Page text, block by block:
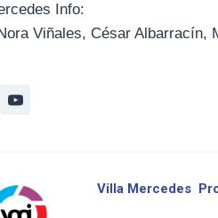
Info:
Viñales, César
Villa Mercedes